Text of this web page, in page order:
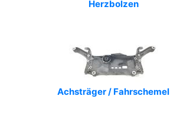
Herzbolzen
Achsträger / Fahrschemel